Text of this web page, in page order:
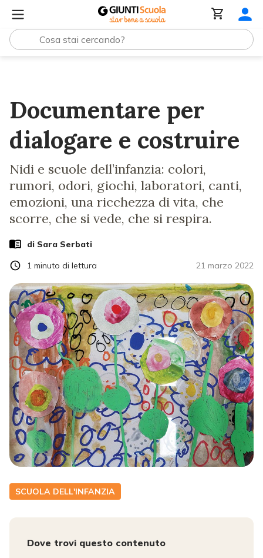
Documentare per
dialogare e costruire
Nidi e scuole dell’infanzia: colori,
rumori, odori, giochi, laboratori, canti,
emozioni, una ricchezza di vita, che
scorre, che si vede, che si respira.
di Sara Serbati
21 marzo 2022
1 minuto di lettura
SCUOLA DELL'INFANZIA
Dove trovi questo contenuto